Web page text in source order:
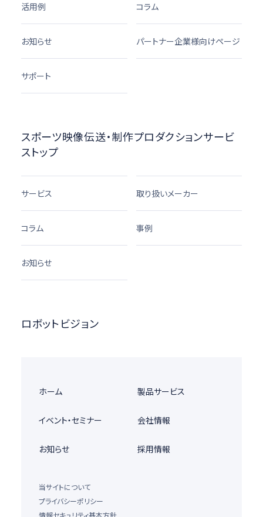
活用例 コラム
お知らせ パートナー企業様向けページ
サポート
スポーツ映像伝送・制作プロダクションサービ
ストップ
サービス 取り扱いメーカー
コラム 事例
お知らせ
ロボットビジョン
ホーム 製品サービス
イベント・セミナー 会社情報
お知らせ 採用情報
当サイトについて
プライバシーポリシー
情報セキュリティ基本方針